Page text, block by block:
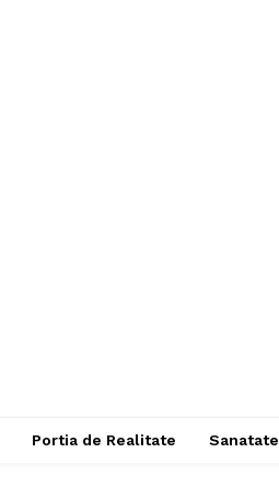
Portia de Realitate Sanatate